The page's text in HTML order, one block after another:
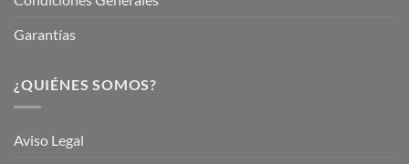
Garantías
¿QUIÉNES SOMOS?
Aviso Legal